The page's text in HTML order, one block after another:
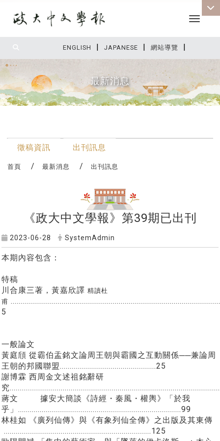
ENGLISH | JAPANESE | 網站導覽 |
Toggle
最新消息
徵稿資訊 出刊訊息
首頁 最新消息 出刊訊息
《政大中文學報》第39期已出刊
2023-06-28 SystemAdmin
本期內容包含：
特稿
川合康三著，黃嘉欣譯 精讀杜
甫
5
一般論文
黃庭頎 從霸伯盂銘文論周王朝與霸國之互動關係──兼論周
王朝的邦國聯盟.................................................25
謝博霖 西周金文述祖銘辭研
究
蔣文
據安大簡談《詩經・秦風・權輿》「於我
乎」...................................................................................99
林桂如
《廣列仙傳》與《有象列仙全傳》之出版及其東傳
...........................................................................125